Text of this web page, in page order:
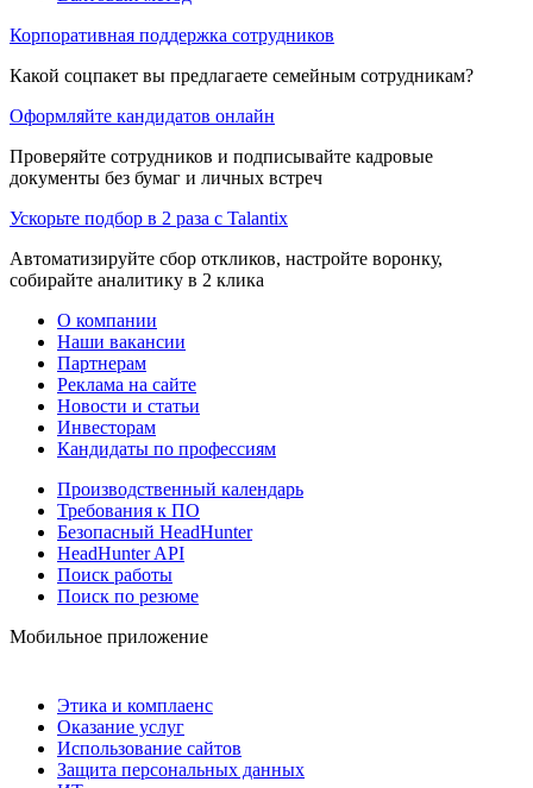
Корпоративная поддержка сотрудников
Какой соцпакет вы предлагаете семейным сотрудникам?
Оформляйте кандидатов онлайн
Проверяйте сотрудников и подписывайте кадровые
документы без бумаг и личных встреч
Ускорьте подбор в 2 раза с Talantix
Автоматизируйте сбор откликов, настройте воронку,
собирайте аналитику в 2 клика
О компании
Наши вакансии
Партнерам
Реклама на сайте
Новости и статьи
Инвесторам
Кандидаты по профессиям
Производственный календарь
Требования к ПО
Безопасный HeadHunter
HeadHunter API
Поиск работы
Поиск по резюме
Мобильное приложение
Этика и комплаенс
Оказание услуг
Использование сайтов
Защита персональных данных